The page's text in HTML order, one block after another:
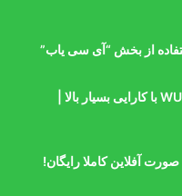
نرم افزار رایگان مشابه ZXW و WUXINJI با کارایی بسیار بالا |